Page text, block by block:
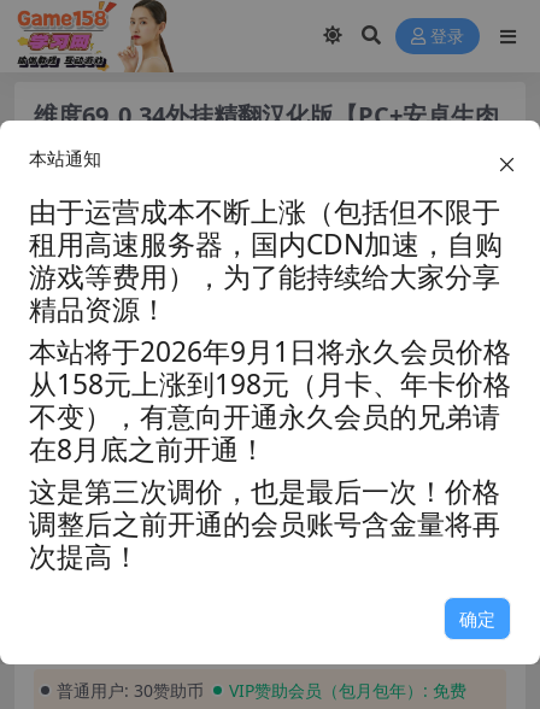
登录
维度69_0.34外挂精翻汉化版【PC+安卓生肉
+3D互动SLG/沙盒】/Dimension
69【6.12G】
资源分类:☆视觉小说☆
浏览热度: (17.6K)
发布时间: 2026-07-06
玩家评分: 9.1
普通用户: 30赞助币 VIP赞助会员（包月包年）: 免费
本站通知
由于运营成本不断上涨（包括但不限于
租用高速服务器，国内CDN加速，自购
游戏等费用），为了能持续给大家分享
精品资源！
本站将于2026年9月1日将永久会员价格
从158元上涨到198元（月卡、年卡价格
不变），有意向开通永久会员的兄弟请
在8月底之前开通！
这是第三次调价，也是最后一次！价格
调整后之前开通的会员账号含金量将再
次提高！
确定